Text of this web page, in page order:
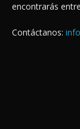
encontrarás
Contáctanos: